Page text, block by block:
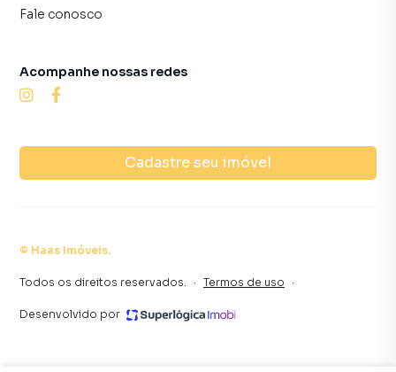
Fale conosco
Cadastre seu imóvel
Acompanhe nossas redes
© Haas Imóveis.
Todos os direitos reservados. · Termos de uso ·
Desenvolvido por